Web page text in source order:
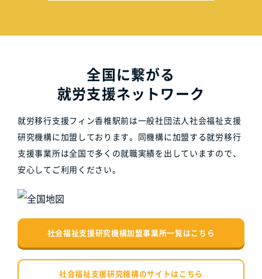
全国に繋がる
就労支援ネットワーク
就労移行支援フィン香椎駅前は一般社団法人社会福祉支援
研究機構に加盟しております。同機構に加盟する就労移行
支援事業所は全国で多くの就職実績を出していますので、
安心してご利用ください。
社会福祉支援研究機構加盟事業所一覧はこちら
社会福祉支援研究機構のサイトはこちら